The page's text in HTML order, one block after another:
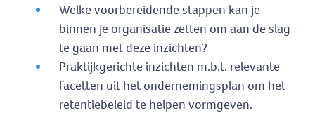
Welke voorbereidende stappen kan je
binnen je organisatie zetten om aan de slag
te gaan met deze inzichten?
Praktijkgerichte inzichten m.b.t. relevante
facetten uit het ondernemingsplan om het
retentiebeleid te helpen vormgeven.